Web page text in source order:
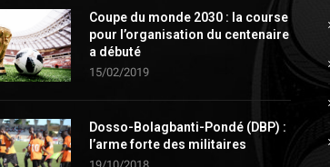
Coupe du monde 2030 : la course
pour l’organisation du centenaire
a débuté
15/02/2019
Dosso-Bolagbanti-Pondé (DBP) :
l’arme forte des militaires